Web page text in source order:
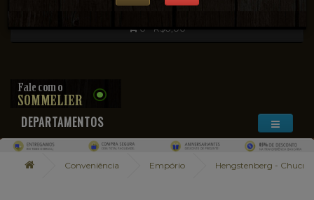
0 - R$0,00
DEPARTAMENTOS
Conveniência Empório Hengstenberg -